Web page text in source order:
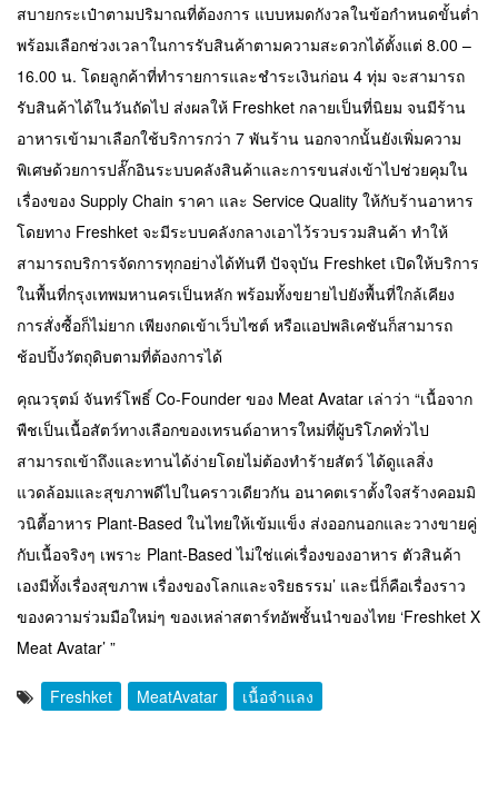
สบายกระเป๋าตามปริมาณที่ต้องการ แบบหมดกังวลในข้อกำหนดขั้นต่ำ
พร้อมเลือกช่วงเวลาในการรับสินค้าตามความสะดวกได้ตั้งแต่ 8.00 –
16.00 น. โดยลูกค้าที่ทำรายการและชำระเงินก่อน 4 ทุ่ม จะสามารถ
รับสินค้าได้ในวันถัดไป ส่งผลให้ Freshket กลายเป็นที่นิยม จนมีร้าน
อาหารเข้ามาเลือกใช้บริการกว่า 7 พันร้าน นอกจากนั้นยังเพิ่มความ
พิเศษด้วยการปลั๊กอินระบบคลังสินค้าและการขนส่งเข้าไปช่วยคุมใน
เรื่องของ Supply Chain ราคา และ Service Quality ให้กับร้านอาหาร
โดยทาง Freshket จะมีระบบคลังกลางเอาไว้รวบรวมสินค้า ทำให้
สามารถบริการจัดการทุกอย่างได้ทันที ปัจจุบัน Freshket เปิดให้บริการ
ในพื้นที่กรุงเทพมหานครเป็นหลัก พร้อมทั้งขยายไปยังพื้นที่ใกล้เคียง
การสั่งซื้อก็ไม่ยาก เพียงกดเข้าเว็บไซต์ หรือแอปพลิเคชันก็สามารถ
ช้อปปิ้งวัตถุดิบตามที่ต้องการได้
คุณวรุตม์ จันทร์โพธิ์ Co-Founder ของ Meat Avatar เล่าว่า “เนื้อจาก
พืชเป็นเนื้อสัตว์ทางเลือกของเทรนด์อาหารใหม่ที่ผู้บริโภคทั่วไป
สามารถเข้าถึงและทานได้ง่ายโดยไม่ต้องทำร้ายสัตว์ ได้ดูแลสิ่ง
แวดล้อมและสุขภาพดีไปในคราวเดียวกัน อนาคตเราตั้งใจสร้างคอมมิ
วนิตี้อาหาร Plant-Based ในไทยให้เข้มแข็ง ส่งออกนอกและวางขายคู่
กับเนื้อจริงๆ เพราะ Plant-Based ไม่ใช่แค่เรื่องของอาหาร ตัวสินค้า
เองมีทั้งเรื่องสุขภาพ เรื่องของโลกและจริยธรรม’ และนี่ก็คือเรื่องราว
ของความร่วมมือใหม่ๆ ของเหล่าสตาร์ทอัพชั้นนำของไทย ‘Freshket X
Meat Avatar’ ”
Freshket MeatAvatar เนื้อจำแลง